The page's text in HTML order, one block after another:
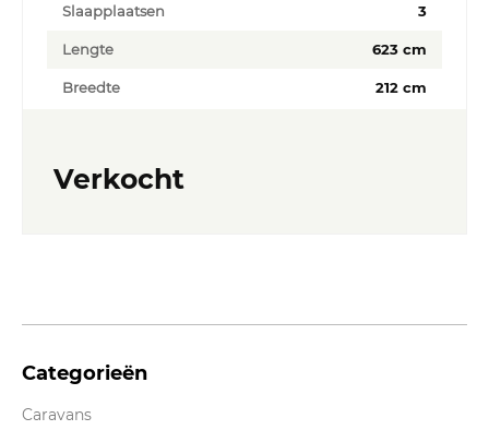
Slaapplaatsen 3
Lengte 623 cm
Breedte 212 cm
Verkocht
Categorieën
Caravans